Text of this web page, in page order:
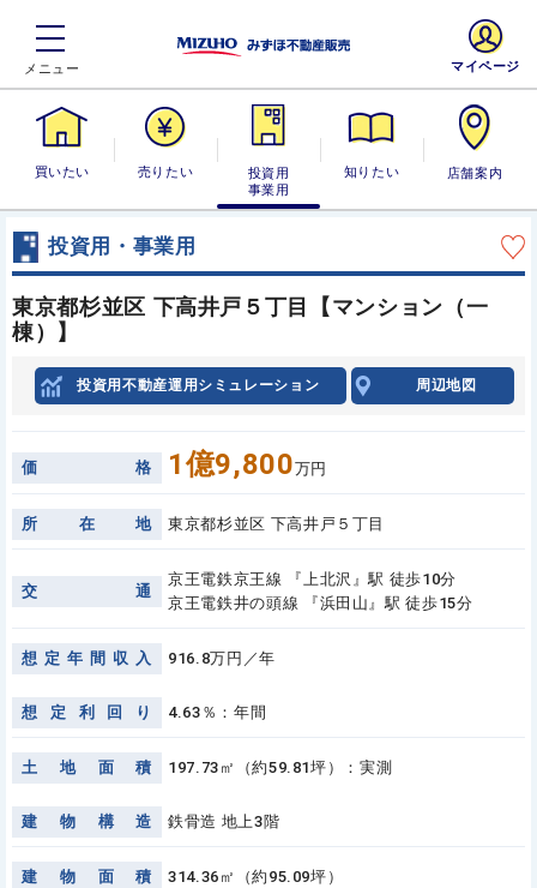
買いたい 売りたい
投資用・事業
用
知りたい 店舗案内
マイページ
投資用・事業用
東京都杉並区 下高井戸５丁目【マンション（一
棟）】
投資用不動産運用シミュレーション 周辺地図
価 格 1億9,800万円
所 在 地 東京都杉並区 下高井戸５丁目
交 通
京王電鉄京王線 『上北沢』駅 徒歩10分
京王電鉄井の頭線 『浜田山』駅 徒歩15分
想 定 年 間 収 入 916.8万円／年
想 定 利 回 り 4.63％：年間
土 地 面 積 197.73㎡（約59.81坪）：実測
建 物 構 造 鉄骨造 地上3階
建 物 面 積 314.36㎡（約95.09坪）